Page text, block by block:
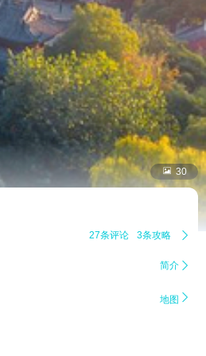
 30
27条评论 3条攻略 
简介 
地图 